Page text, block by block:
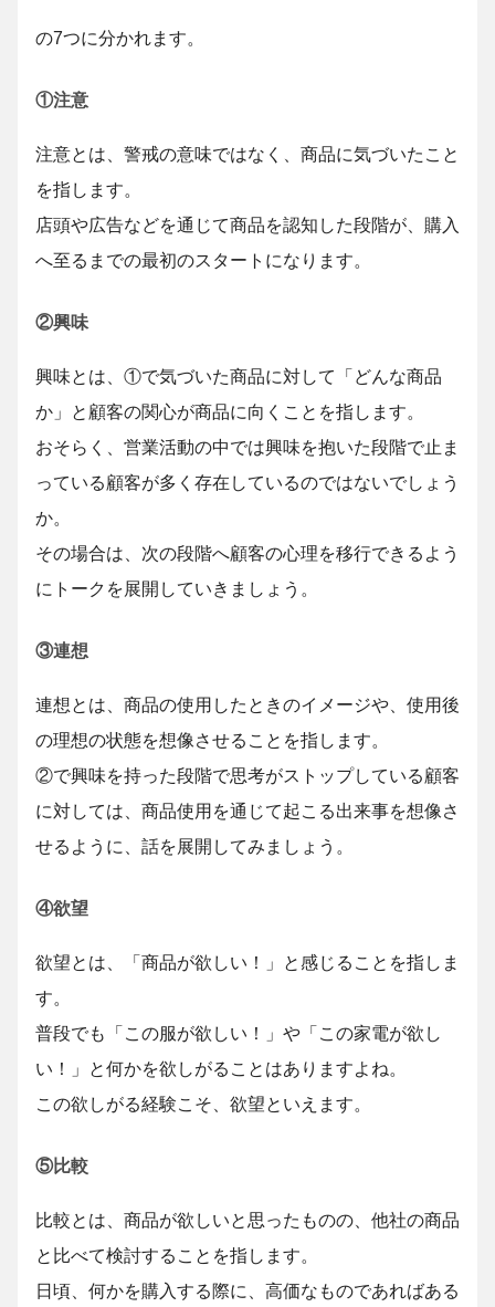
の7つに分かれます。
①注意
注意とは、警戒の意味ではなく、商品に気づいたこと
を指します。
店頭や広告などを通じて商品を認知した段階が、購入
へ至るまでの最初のスタートになります。
②興味
興味とは、①で気づいた商品に対して「どんな商品
か」と顧客の関心が商品に向くことを指します。
おそらく、営業活動の中では興味を抱いた段階で止ま
っている顧客が多く存在しているのではないでしょう
か。
その場合は、次の段階へ顧客の心理を移行できるよう
にトークを展開していきましょう。
③連想
連想とは、商品の使用したときのイメージや、使用後
の理想の状態を想像させることを指します。
②で興味を持った段階で思考がストップしている顧客
に対しては、商品使用を通じて起こる出来事を想像さ
せるように、話を展開してみましょう。
④欲望
欲望とは、「商品が欲しい！」と感じることを指しま
す。
普段でも「この服が欲しい！」や「この家電が欲し
い！」と何かを欲しがることはありますよね。
この欲しがる経験こそ、欲望といえます。
⑤比較
比較とは、商品が欲しいと思ったものの、他社の商品
と比べて検討することを指します。
日頃、何かを購入する際に、高価なものであればある